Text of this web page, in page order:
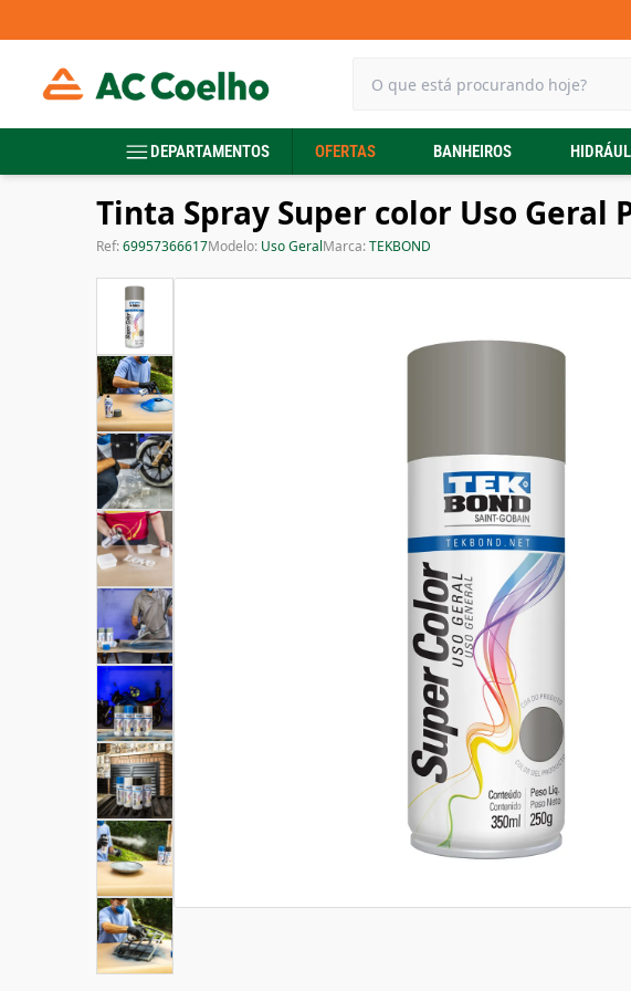
DEPARTAMENTOS OFERTAS BANHEIROS
Tinta Spray Super color Uso
Ref:69957366617Modelo: Uso GeralMarca:TEKBOND